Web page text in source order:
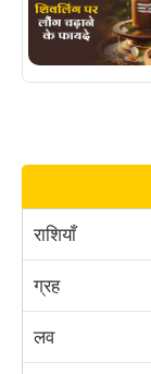
राशियाँ
ग्रह
लव